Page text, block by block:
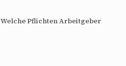
Pflichten Arbeitgeber